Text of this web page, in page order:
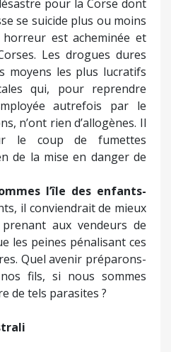
pour la Corse dont
se suicide plus ou moins
est acheminée et
Les drogues dures
moyens les plus lucratifs
qui, pour reprendre
autrefois par le
n’ont rien d’allogènes. Il
le coup de fumettes
de la mise en danger de
l’île des enfants-
il conviendrait de mieux
aux vendeurs de
les peines pénalisant ces
Quel avenir préparons-
fils, si nous sommes
de tels parasites ?